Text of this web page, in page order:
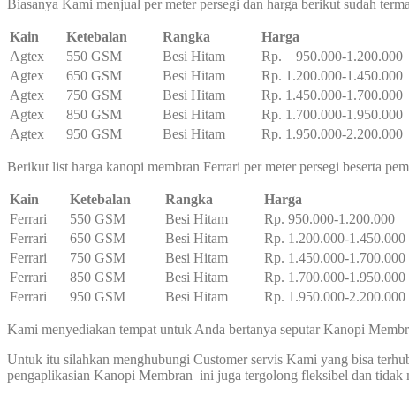
Biasanya Kami menjual per meter persegi dan harga berikut sudah
Kain Ketebalan Rangka
Harga
Agtex
550 GSM Besi Hitam
Rp. 950.000-1.200.000
Agtex
650 GSM Besi Hitam
Rp. 1.200.000-1.450.000
Agtex
750 GSM Besi Hitam
Rp. 1.450.000-1.700.000
Agtex
850 GSM Besi Hitam
Rp. 1.700.000-1.950.000
Agtex
950 GSM Besi Hitam Rp. 1.950.000-2.200.000
Berikut list harga kanopi membran Ferrari per meter persegi beserta
Kain Ketebalan Rangka
Harga
Ferrari
550 GSM Besi Hitam
Rp. 950.000-1.200.000
Ferrari
650 GSM Besi Hitam
Rp. 1.200.000-1.450.000
Ferrari
750 GSM Besi Hitam
Rp. 1.450.000-1.700.000
Ferrari
850 GSM Besi Hitam
Rp. 1.700.000-1.950.000
Ferrari
950 GSM Besi Hitam Rp. 1.950.000-2.200.000
Kami menyediakan tempat untuk Anda bertanya seputar Kanopi
Untuk itu silahkan menghubungi Customer servis Kami yang bisa
pengaplikasian Kanopi Membran ini juga tergolong fleksibel dan tidak